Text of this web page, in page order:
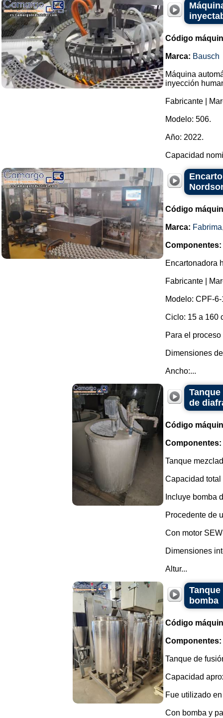
Código
Marca: Bausch
Máquina
inyección
Fabricante |
Modelo: 506.
Año: 2022.
Capacidad
Código
Marca: Fabrima
Componentes:
Encartonadora
Fabricante |
Modelo: CPF-
Ciclo: 15 a 160
Para el
Dimensiones
Ancho:...
de
Código
Componentes:
Tanque
Capacidad
Incluye bomba
Procedente de
Con motor
Dimensiones
Altur...
bomba
Código
Componentes:
Tanque de
Capacidad
Fue utilizado
Con bomba y